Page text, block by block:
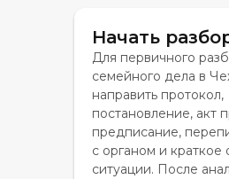
Начать
Для первичного
семейного дела в
направить протокол,
постановление, акт
предписание,
с органом и краткое
ситуации. После